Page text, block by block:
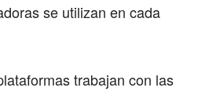
se utilizan en cada
trabajan con las